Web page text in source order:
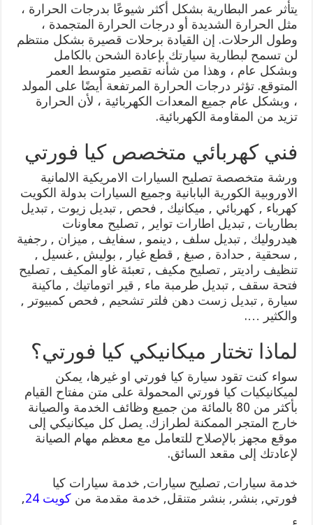
يتأثر عمر البطارية بشكل أكثر شيوعًا بدرجات الحرارة ،
مثل الحرارة الشديدة أو درجات الحرارة المتجمدة ،
وطول الرحلات. إن القيادة برحلات قصيرة بشكل منتظم
لن تسمح لبطارية سيارتك بإعادة الشحن بالكامل
وبشكل عام ، وهذا من شأنه تقصير متوسط ​​العمر
المتوقع. تؤثر درجات الحرارة المرتفعة أيضًا على المولد
، وبشكل عام جميع المعدات الكهربائية ، لأن الحرارة
تزيد من المقاومة الكهربائية.
فني كهربائي متخصص كيا فورتي
ورشة متخصصة تصليح السيارات الامريكية الالمانية
الاوروبية الكورية البابانية وجميع السيارات بدولة الكويت
كهرباء , كهربائي , ميكانيك , فحص , تبديل زيوت , تبديل
بطاريات , تبديل اطارات تواير , تصليح معاونات
هيدروليك , تبديل سلف , دينمو , سفايف , ميزان , رجفية
, سحقية , حدادة , صبغ , قطع غيار , بوليش , غسيل ,
تنظيف راديتر , تصليح مكيف , تعبئة غاو المكيف , تصليح
فتحة سقف , تبديل طرمبة ماء , قير اتوماتيك , ماكينة
سيارة , تبديل زست دهن فلتر تشحيم , فحص كمبيوتر ,
والكثير ….
لماذا تختار ميكانيكي كيا فورتي؟
سواء كنت تقود سيارة كيا فورتي او غيرها، يمكن
لميكانيكيات كيا فورتي المحمولة على متن مفتاح القيام
بأكثر من 80 بالمائة من جميع وظائف الخدمة والصيانة
خارج المتجر الممكنة لطرازك. يصل كل ميكانيكي إلى
موقع مجهز بالإصلاح للتعامل مع معظم مهام الصيانة
لإعادتك إلى مقعد السائق.
خدمة سيارات, تصليح سيارات, خدمة سيارات كيا
فورتي, بنشر, بنشر متنقل, خدمة مقدمة منكويت 24 ,